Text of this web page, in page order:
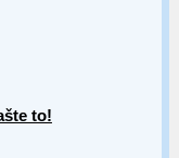
to!